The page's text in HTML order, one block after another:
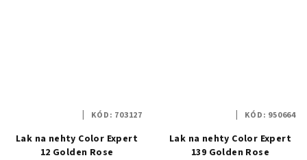
Lak na nehty Color Expert
12 Golden Rose
KÓD: 703127
Lak na nehty Color Expert
139 Golden Rose
KÓD: 950664